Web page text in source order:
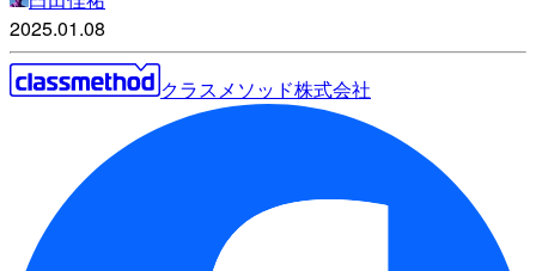
2025.01.08
クラスメソッド株式会社